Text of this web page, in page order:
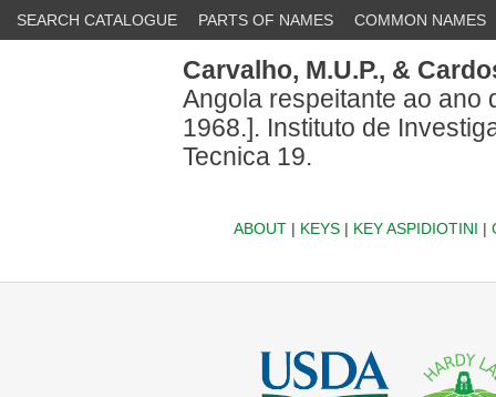
SEARCH CATALOGUE PARTS OF NAMES COMMON NAMES
Carvalho, M.U.P., &
Angola respeitante ao ano
1968.]. Instituto de
Tecnica 19.
ABOUT| KEYS| KEY ASPIDIOTINI |